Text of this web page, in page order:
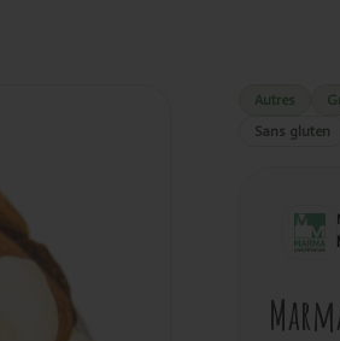
Autres
Sans gluten